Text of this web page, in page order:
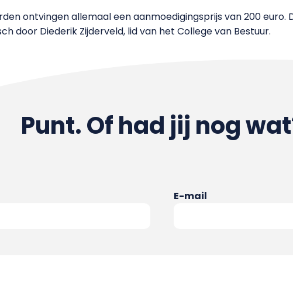
ontvingen allemaal een aanmoedigingsprijs van 200 euro.
door Diederik Zijderveld, lid van het College van Bestuur.
Punt. Of had jij nog
E-mail